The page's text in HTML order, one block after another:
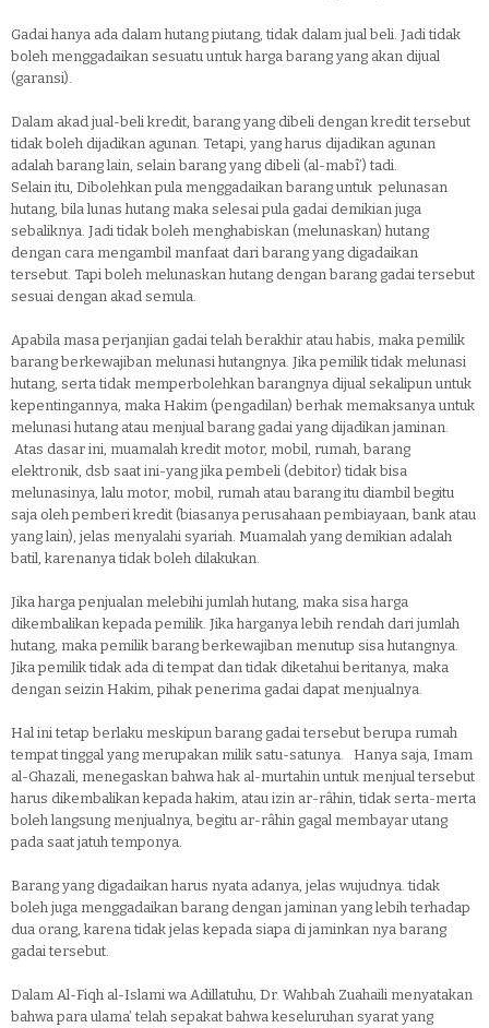
Gadai hanya ada dalam hutang piutang, tidak dalam jual beli. Jadi tidak
boleh menggadaikan sesuatu untuk harga barang yang akan dijual
(garansi).
Dalam akad jual-beli kredit, barang yang dibeli dengan kredit tersebut
tidak boleh dijadikan agunan. Tetapi, yang harus dijadikan agunan
adalah barang lain, selain barang yang dibeli (al-mabî’) tadi.
Selain itu, Dibolehkan pula menggadaikan barang untuk pelunasan
hutang, bila lunas hutang maka selesai pula gadai demikian juga
sebaliknya. Jadi tidak boleh menghabiskan (melunaskan) hutang
dengan cara mengambil manfaat dari barang yang digadaikan
tersebut. Tapi boleh melunaskan hutang dengan barang gadai tersebut
sesuai dengan akad semula.
Apabila masa perjanjian gadai telah berakhir atau habis, maka pemilik
barang berkewajiban melunasi hutangnya. Jika pemilik tidak melunasi
hutang, serta tidak memperbolehkan barangnya dijual sekalipun untuk
kepentingannya, maka Hakim (pengadilan) berhak memaksanya untuk
melunasi hutang atau menjual barang gadai yang dijadikan jaminan.
Atas dasar ini, muamalah kredit motor, mobil, rumah, barang
elektronik, dsb saat ini-yang jika pembeli (debitor) tidak bisa
melunasinya, lalu motor, mobil, rumah atau barang itu diambil begitu
saja oleh pemberi kredit (biasanya perusahaan pembiayaan, bank atau
yang lain), jelas menyalahi syariah. Muamalah yang demikian adalah
batil, karenanya tidak boleh dilakukan.
Jika harga penjualan melebihi jumlah hutang, maka sisa harga
dikembalikan kepada pemilik. Jika harganya lebih rendah dari jumlah
hutang, maka pemilik barang berkewajiban menutup sisa hutangnya.
Jika pemilik tidak ada di tempat dan tidak diketahui beritanya, maka
dengan seizin Hakim, pihak penerima gadai dapat menjualnya.
Hal ini tetap berlaku meskipun barang gadai tersebut berupa rumah
tempat tinggal yang merupakan milik satu-satunya. Hanya saja, Imam
al-Ghazali, menegaskan bahwa hak al-murtahin untuk menjual tersebut
harus dikembalikan kepada hakim, atau izin ar-râhin, tidak serta-merta
boleh langsung menjualnya, begitu ar-râhin gagal membayar utang
pada saat jatuh temponya.
Barang yang digadaikan harus nyata adanya, jelas wujudnya. tidak
boleh juga menggadaikan barang dengan jaminan yang lebih terhadap
dua orang, karena tidak jelas kepada siapa di jaminkan nya barang
gadai tersebut.
Dalam Al-Fiqh al-Islami wa Adillatuhu, Dr. Wahbah Zuahaili menyatakan
bahwa para ulama’ telah sepakat bahwa keseluruhan syarat yang